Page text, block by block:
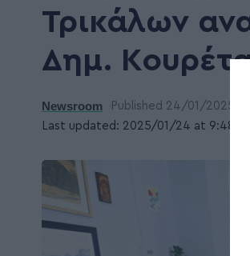
Τρικάλων
Δημ.
Last updated: 2025/01/24 at 9:48
Newsroom Published 24/01/2025